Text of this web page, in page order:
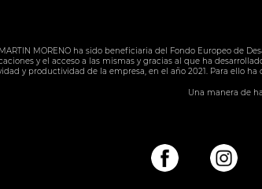
MORENO ha sido beneficiaria del Fondo Europeo de
y el acceso a las mismas y gracias al que ha
y productividad de la empresa, en el año 2021. Para ello ha
Una manera de